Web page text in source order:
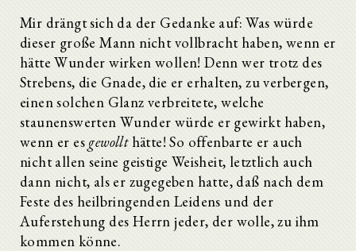
Mir drängt sich da der Gedanke auf: Was würde
dieser große Mann nicht vollbracht haben, wenn er
hätte Wunder wirken wollen! Denn wer trotz des
Strebens, die Gnade, die er erhalten, zu verbergen,
einen solchen Glanz verbreitete, welche
staunenswerten Wunder würde er gewirkt haben,
wenn er es gewollthätte! So offenbarte er auch
nicht allen seine geistige Weisheit, letztlich auch
dann nicht, als er zugegeben hatte, daß nach dem
Feste des heilbringenden Leidens und der
Auferstehung des Herrn jeder, der wolle, zu ihm
kommen könne.